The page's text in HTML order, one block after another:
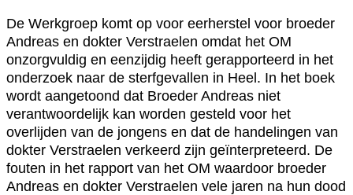
De Werkgroep komt op voor eerherstel voor broeder
Andreas en dokter Verstraelen omdat het OM
onzorgvuldig en eenzijdig heeft gerapporteerd in het
onderzoek naar de sterfgevallen in Heel. In het boek
wordt aangetoond dat Broeder Andreas niet
verantwoordelijk kan worden gesteld voor het
overlijden van de jongens en dat de handelingen van
dokter Verstraelen verkeerd zijn geïnterpreteerd. De
fouten in het rapport van het OM waardoor broeder
Andreas en dokter Verstraelen vele jaren na hun dood